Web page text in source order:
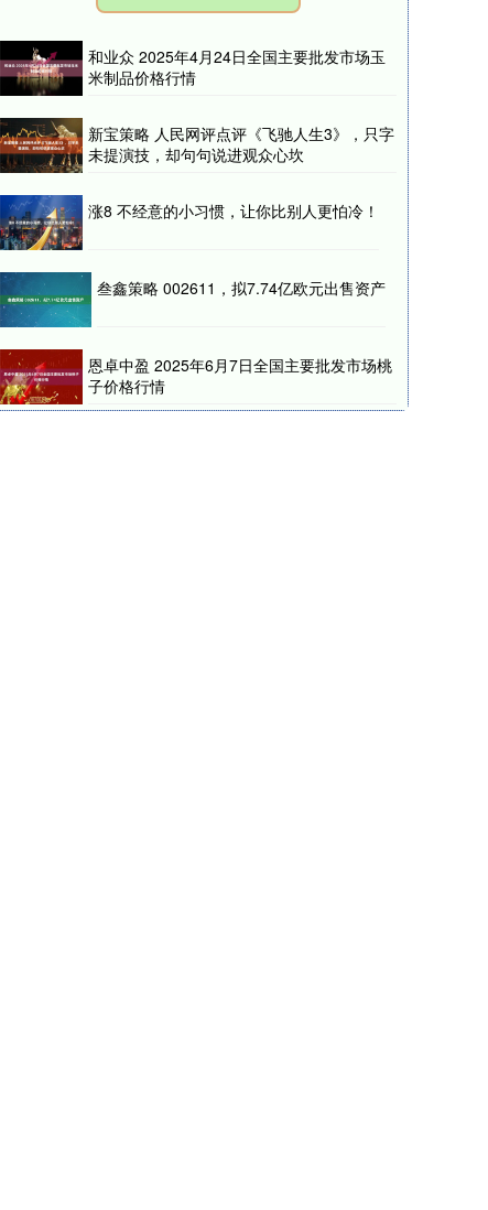
和业众 2025年4月24日全国主要批发市场玉
米制品价格行情
新宝策略 人民网评点评《飞驰人生3》，只字
未提演技，却句句说进观众心坎
涨8 不经意的小习惯，让你比别人更怕冷！
叁鑫策略 002611，拟7.74亿欧元出售资产
恩卓中盈 2025年6月7日全国主要批发市场桃
子价格行情